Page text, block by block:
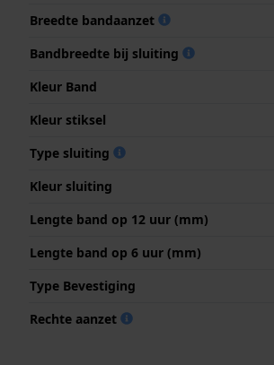
Breedte bandaanzet
Bandbreedte bij sluiting
Kleur Band
Kleur stiksel
Type sluiting
Kleur sluiting
Lengte band op 12 uur (mm)
Lengte band op 6 uur (mm)
Type Bevestiging
Rechte aanzet